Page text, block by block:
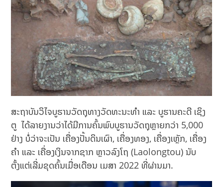
ສະຖາບັນວິໄຈບູຮານວັດຖຸທາງວັດທະນະທຳ ແລະ ບູຮານຄະດີ ເຊິງ
ຕູ ໄດ້ລາຍງານວ່າໄດ້ມີການຄົ້ນພົບບູຮານວັດຖຸຫຼາຍກວ່າ 5,000
ຢ່າງ ບໍ່ວ່າຈະເປັນ ເຄື່ອງປັ້ນດິນເຜົາ, ເຄື່ອງທອງ, ເຄື່ອງເຫຼັກ, ເຄື່ອງ
ຄຳ ແລະ ເຄື່ອງເງິນຈາກຊາກ ຫຼາວລົງໂຖ (Laolongtou) ນັບ
ຕັ້ງແຕ່ເລີ່ມຂຸດຄົ້ນເມື່ອເດືອນ ເມສາ 2022 ທີ່ຜ່ານມາ.